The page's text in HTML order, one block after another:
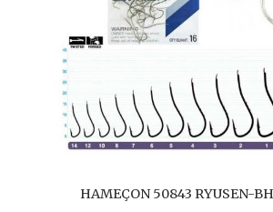
HAMEÇON 50843 RYUSEN-